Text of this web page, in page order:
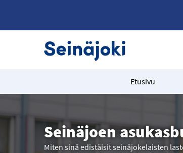
Etusivu
Seinäjoen
Miten sinä edistäisit seinäjokelaisten